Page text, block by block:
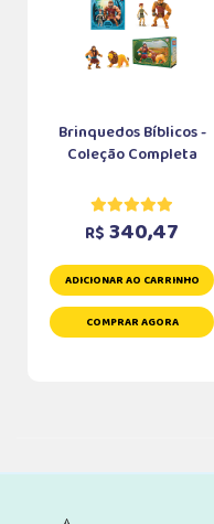
Brinquedos Bíblicos -
Coleção Completa
R$ 340,47
ADICIONAR AO CARRINHO
COMPRAR AGORA